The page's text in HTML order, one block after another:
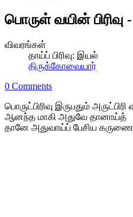
பொருள் வயின் பிரிவு
விவரங்கள்
தாய்ப் பிரிவு: இயல்
திருக்கோவையார்
0 Comments
பொருட்பிரிவு இருபதும் அருட்பிரி
ஆனந்த மாகி அதுவே தானாய்த்
தானே அதுவாய்ப் பேசிய